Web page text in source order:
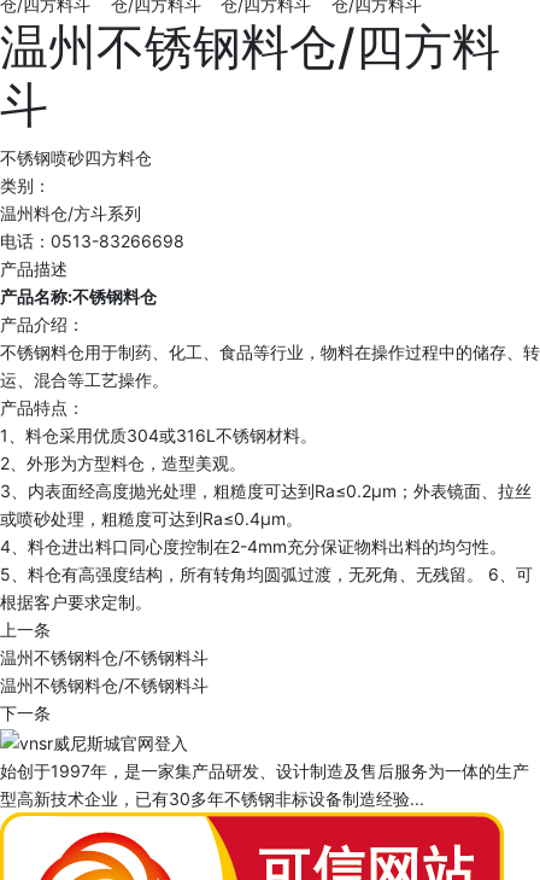
温州不锈钢料仓/四方料
斗
不锈钢喷砂四方料仓
类别：
温州料仓/方斗系列
电话：0513-83266698
产品描述
产品名称:不锈钢料仓
产品介绍：
不锈钢料仓用于制药、化工、食品等行业，物料在操作过程中的储存、转
运、混合等工艺操作。
产品特点：
1、料仓采用优质304或316L不锈钢材料。
2、外形为方型料仓，造型美观。
3、内表面经高度抛光处理，粗糙度可达到Ra≤0.2μm；外表镜面、拉丝
或喷砂处理，粗糙度可达到Ra≤0.4μm。
4、料仓进出料口同心度控制在2-4mm充分保证物料出料的均匀性。
5、料仓有高强度结构，所有转角均圆弧过渡，无死角、无残留。 6、可
根据客户要求定制。
上一条
温州不锈钢料仓/不锈钢料斗
温州不锈钢料仓/不锈钢料斗
下一条
始创于1997年，是一家集产品研发、设计制造及售后服务为一体的生产
型高新技术企业，已有30多年不锈钢非标设备制造经验...